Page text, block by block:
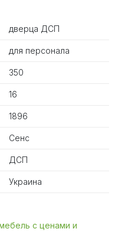
дверца ДСП
для персонала
350
16
1896
Сенс
ДСП
Украина
с ценами и